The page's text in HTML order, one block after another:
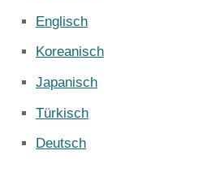
Englisch
Koreanisch
Japanisch
Türkisch
Deutsch